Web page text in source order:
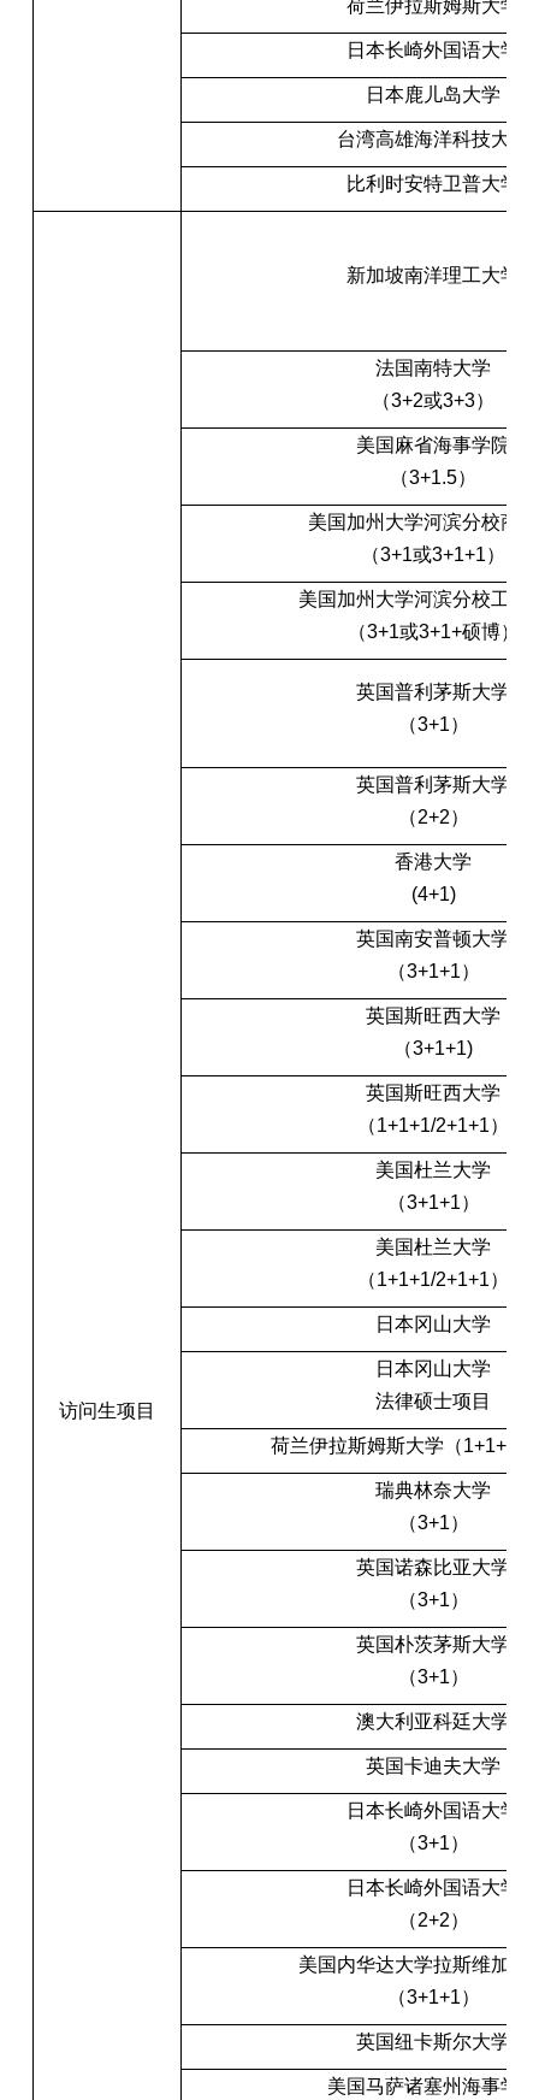
荷兰伊拉斯姆斯大学
日本长崎外国语大学
日本鹿儿岛大学
台湾高雄海洋科技大学
比利时安特卫普大学
访问生项目
新加坡南洋理工大学
法国南特大学
（3+2或3+3）
美国麻省海事学院
（3+1.5）
美国加州大学河滨分校商
（3+1或3+1+1）
美国加州大学河滨分校工程
（3+1或3+1+硕博）
英国普利茅斯大学
（3+1）
英国普利茅斯大学
（2+2）
香港大学
(4+1)
英国南安普顿大学
（3+1+1）
英国斯旺西大学
（3+1+1)
英国斯旺西大学
（1+1+1/2+1+1）
美国杜兰大学
（3+1+1）
美国杜兰大学
（1+1+1/2+1+1）
日本冈山大学
日本冈山大学
法律硕士项目
荷兰伊拉斯姆斯大学（1+1+1/
瑞典林奈大学
（3+1）
英国诺森比亚大学
（3+1）
英国朴茨茅斯大学
（3+1）
澳大利亚科廷大学
英国卡迪夫大学
日本长崎外国语大学
（3+1）
日本长崎外国语大学
（2+2）
美国内华达大学拉斯维加斯
（3+1+1）
英国纽卡斯尔大学
美国马萨诸塞州海事学院